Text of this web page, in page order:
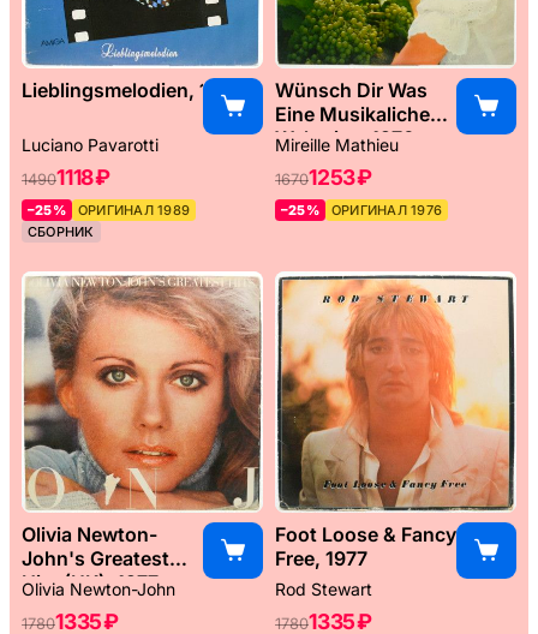
Lieblingsmelodien, 1989
Luciano Pavarotti
14901118 ₽
–25%
ОРИГИНАЛ 1989
СБОРНИК
Wünsch Dir Was
Eine Musikaliche
Weltreise, 1976
Mireille Mathieu
16701253 ₽
–25% ОРИГИНАЛ 1976
Olivia Newton-
John's Greatest
Hits (UK), 1977
Olivia Newton-John
17801335 ₽
Foot Loose & Fancy
Free, 1977
Rod Stewart
17801335 ₽